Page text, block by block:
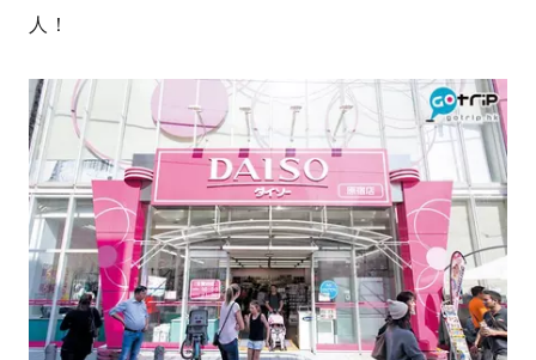
人！